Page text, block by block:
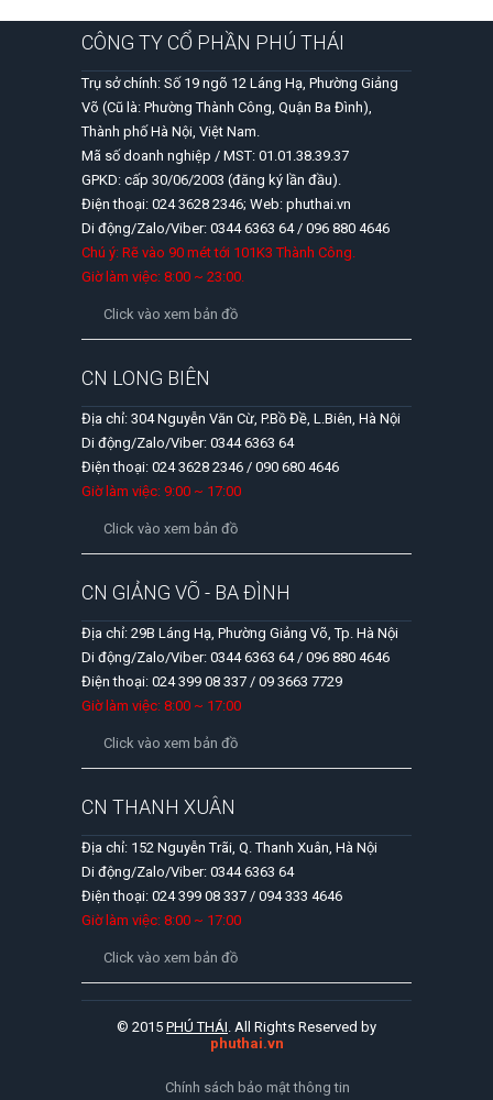
CÔNG TY CỔ PHẦN PHÚ THÁI
Trụ sở chính: Số 19 ngõ 12 Láng Hạ, Phường Giảng
Võ (Cũ là: Phường Thành Công, Quận Ba Đình),
Thành phố Hà Nội, Việt Nam.
Mã số doanh nghiệp / MST: 01.01.38.39.37
GPKD: cấp 30/06/2003 (đăng ký lần đầu).
Điện thoại: 024 3628 2346; Web: phuthai.vn
Di động/Zalo/Viber: 0344 6363 64 / 096 880 4646
Chú ý: Rẽ vào 90 mét tới 101K3 Thành Công.
Giờ làm việc: 8:00 ~ 23:00.
Click vào xem bản đồ
CN LONG BIÊN
Địa chỉ: 304 Nguyễn Văn Cừ, P.Bồ Đề, L.Biên, Hà Nội
Di động/Zalo/Viber: 0344 6363 64
Điện thoại: 024 3628 2346 / 090 680 4646
Giờ làm việc: 9:00 ~ 17:00
Click vào xem bản đồ
CN GIẢNG VÕ - BA ĐÌNH
Địa chỉ: 29B Láng Hạ, Phường Giảng Võ, Tp. Hà Nội
Di động/Zalo/Viber: 0344 6363 64 / 096 880 4646
Điện thoại: 024 399 08 337 / 09 3663 7729
Giờ làm việc: 8:00 ~ 17:00
Click vào xem bản đồ
CN THANH XUÂN
Địa chỉ: 152 Nguyễn Trãi, Q. Thanh Xuân, Hà Nội
Di động/Zalo/Viber: 0344 6363 64
Điện thoại: 024 399 08 337 / 094 333 4646
Giờ làm việc: 8:00 ~ 17:00
Click vào xem bản đồ
© 2015 PHÚ THÁI. All Rights Reserved by
phuthai.vn
Chính sách bảo mật thông tin